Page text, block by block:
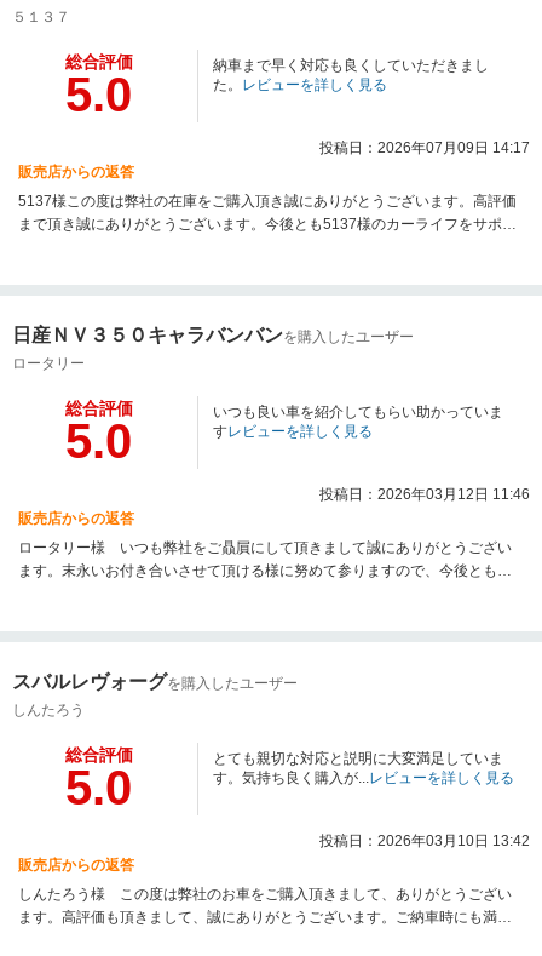
５１３７
総合評価
5.0
納車まで早く対応も良くしていただきまし
た。 レビューを詳しく見る
投稿日：2026年07月09日 14:17
販売店からの返答
5137様この度は弊社の在庫をご購入頂き誠にありがとうございます。高評価
まで頂き誠にありがとうございます。今後とも5137様のカーライフをサポー
日産ＮＶ３５０キャラバンバンを購入したユーザー
ロータリー
総合評価
5.0
いつも良い車を紹介してもらい助かっていま
すレビューを詳しく見る
投稿日：2026年03月12日 11:46
販売店からの返答
ロータリー様 いつも弊社をご贔屓にして頂きまして誠にありがとうござい
ます。末永いお付き合いさせて頂ける様に努めて参りますので、今後とも宜
スバルレヴォーグを購入したユーザー
しんたろう
総合評価
5.0
とても親切な対応と説明に大変満足していま
す。気持ち良く購入が...レビューを詳しく見る
投稿日：2026年03月10日 13:42
販売店からの返答
しんたろう様 この度は弊社のお車をご購入頂きまして、ありがとうござい
ます。高評価も頂きまして、誠にありがとうございます。ご納車時にも満足